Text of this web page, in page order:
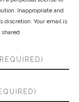
Inappropriate and
discretion. Your email is